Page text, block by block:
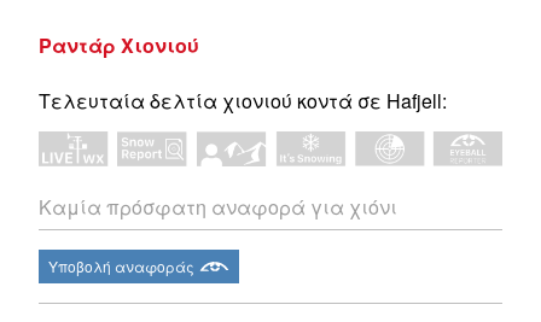
Ραντάρ Χιονιού
Τελευταία δελτία χιονιού κοντά σε Hafjell:
Καμία πρόσφατη αναφορά για χιόνι
Υποβολή αναφοράς